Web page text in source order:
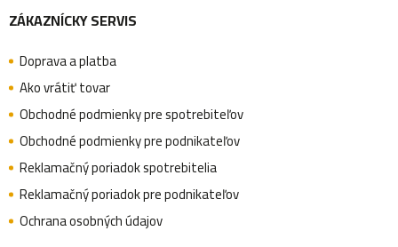
á
p
ä
t
ZÁKAZNÍCKY SERVIS
Doprava a platba
Ako vrátiť tovar
Obchodné podmienky pre spotrebiteľov
Obchodné podmienky pre podnikateľov
Reklamačný poriadok spotrebitelia
Reklamačný poriadok pre podnikateľov
Ochrana osobných údajov